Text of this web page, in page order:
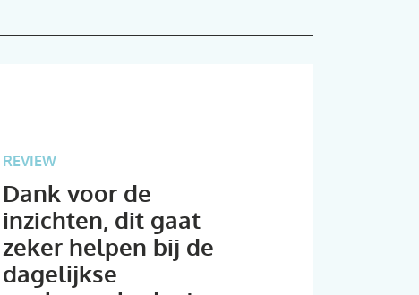
REVIEW
Dank voor de
inzichten, dit gaat
zeker helpen bij de
dagelijkse